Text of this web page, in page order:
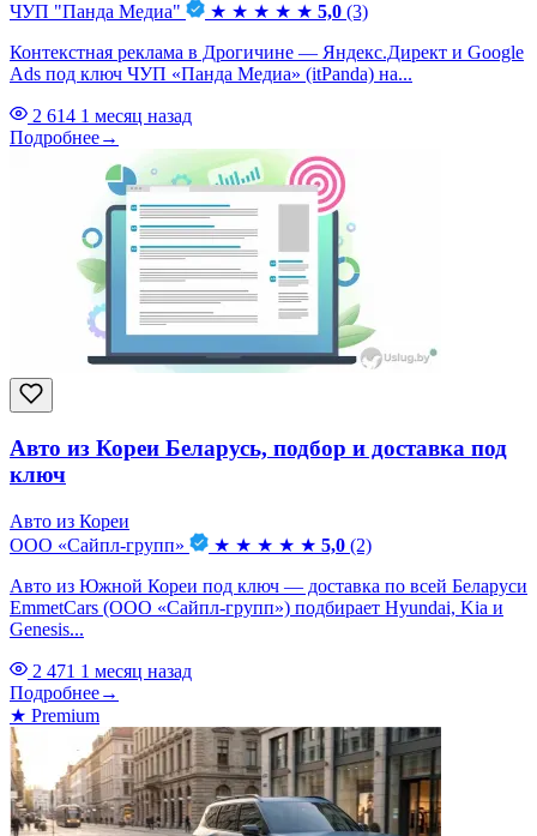
ЧУП "Панда Медиа"
★ ★ ★ ★ ★ 5,0 (3)
Контекстная реклама в Дрогичине — Яндекс.Директ и Google
Ads под ключ ЧУП «Панда Медиа» (itPanda) на...
2 614 1 месяц назад
Подробнее→
Авто из Кореи Беларусь, подбор и доставка под
ключ
Авто из Кореи
ООО «Сайпл-групп»
★ ★ ★ ★ ★ 5,0 (2)
Авто из Южной Кореи под ключ — доставка по всей Беларуси
EmmetCars (ООО «Сайпл-групп») подбирает Hyundai, Kia и
Genesis...
2 471 1 месяц назад
Подробнее→
★ Premium